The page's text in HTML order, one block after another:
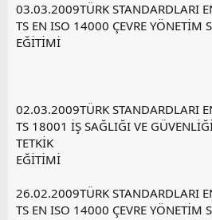
03.03.2009TÜRK STANDARDLARI
TS EN ISO 14000 ÇEVRE YÖNETİM
EĞİTİMİ
02.03.2009TÜRK STANDARDLARI
TS 18001 İŞ SAĞLIĞI VE
TETKİK
EĞİTİMİ
26.02.2009TÜRK STANDARDLARI
TS EN ISO 14000 ÇEVRE YÖNETİM